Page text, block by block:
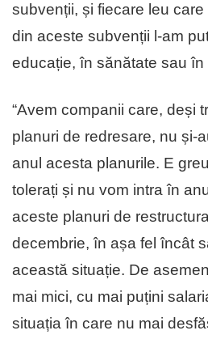
subvenții, și fiecare leu
din aceste subvenții l-am
educație, în sănătate sau în
“Avem companii care, deși
planuri de redresare, nu și-
anul acesta planurile. E
tolerați și nu vom intra în
aceste planuri de
decembrie, în așa fel încât
această situație. De
mai mici, cu mai puțini
situația în care nu mai